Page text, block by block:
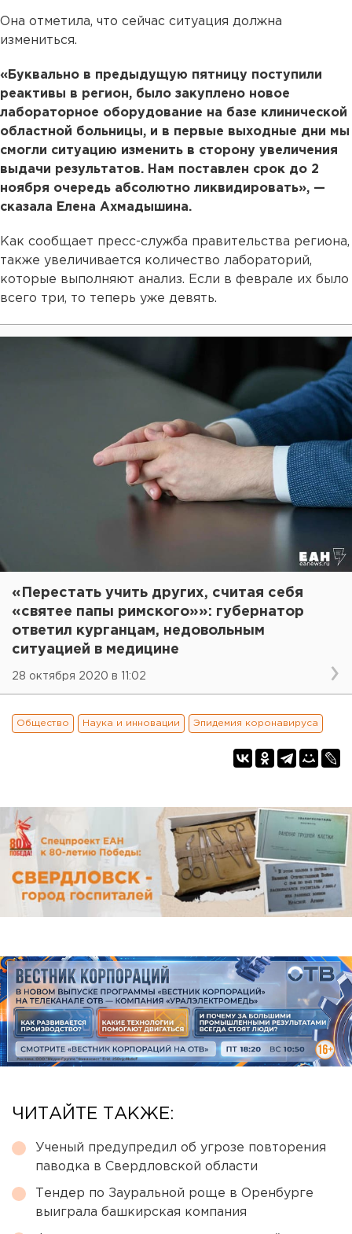
Она отметила, что сейчас ситуация должна
измениться.
«Буквально в предыдущую пятницу поступили
реактивы в регион, было закуплено новое
лабораторное оборудование на базе клинической
областной больницы, и в первые выходные дни мы
смогли ситуацию изменить в сторону увеличения
выдачи результатов. Нам поставлен срок до 2
ноября очередь абсолютно ликвидировать», —
сказала Елена Ахмадышина.
Как сообщает пресс-служба правительства региона,
также увеличивается количество лабораторий,
которые выполняют анализ. Если в феврале их было
всего три, то теперь уже девять.
«Перестать учить других, считая себя
«святее папы римского»»: губернатор
ответил курганцам, недовольным
ситуацией в медицине
28 октября 2020 в 11:02
Общество Наука и инновации Эпидемия коронавируса
ЧИТАЙТЕ ТАКЖЕ:
Ученый предупредил об угрозе повторения
паводка в Свердловской области
Тендер по Зауральной роще в Оренбурге
выиграла башкирская компания